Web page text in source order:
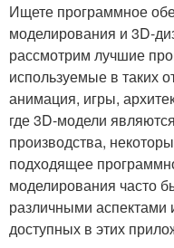
Ищете программное
моделирования и 3D-
рассмотрим лучшие
используемые в таких
анимация, игры,
где 3D-модели
производства,
подходящее
моделирования часто
различными
доступных в этих